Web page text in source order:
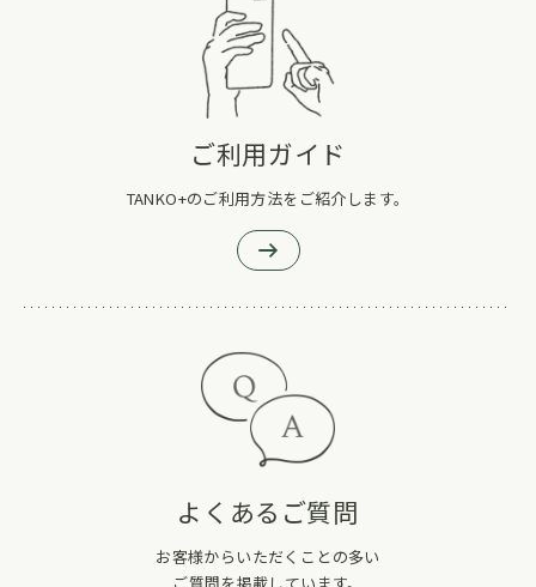
ご利用ガイド
TANKO+のご利用方法をご紹介します。
よくあるご質問
お客様からいただくことの多い
ご質問を掲載しています。